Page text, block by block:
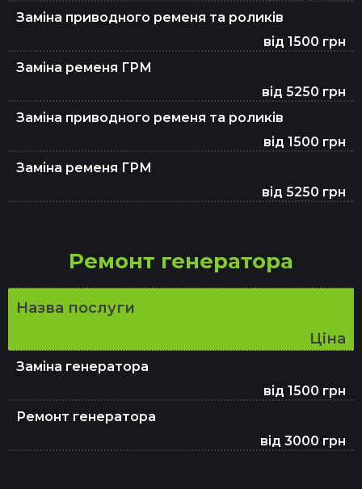
Заміна масла в АКПП
Заміна гальмівних колодок
Видалення каталізатора (сажевого
Заміна олії в АКПП
Заміна приводного ременя та роликів
від 1500 грн
Заміна ременя ГРМ
від 5250 грн
Заміна приводного ременя та роликів
від 1500 грн
Заміна ременя ГРМ
від 5250 грн
Ремонт генератора
Назва послуги
Ціна
Заміна генератора
від 1500 грн
Ремонт генератора
від 3000 грн